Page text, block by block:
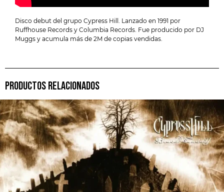
Disco debut del grupo Cypress Hill. Lanzado en 1991 por
Ruffhouse Records y Columbia Records. Fue producido por DJ
Muggs y acumula más de 2M de copias vendidas.
PRODUCTOS RELACIONADOS